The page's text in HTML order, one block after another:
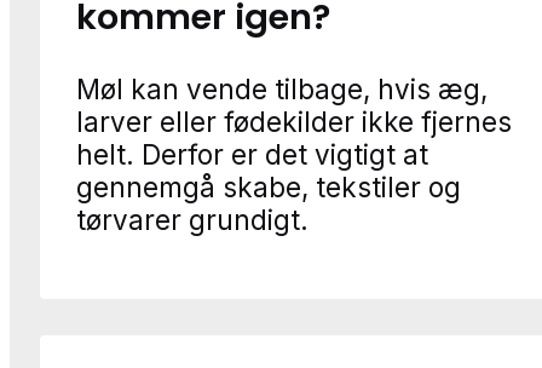
kommer igen?
Møl kan vende tilbage, hvis æg,
larver eller fødekilder ikke fjernes
helt. Derfor er det vigtigt at
gennemgå skabe, tekstiler og
tørvarer grundigt.